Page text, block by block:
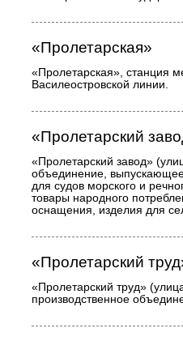
«Пролетарская»
«Пролетарская», станция
Василеостровской линии.
«Пролетарский
«Пролетарский завод»
объединение,
для судов морского и
товары народного
оснащения, изделия для
«Пролетарский
«Пролетарский труд»
производственное